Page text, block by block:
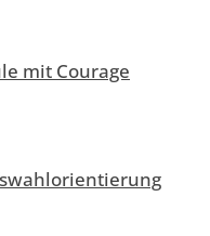
mit Courage